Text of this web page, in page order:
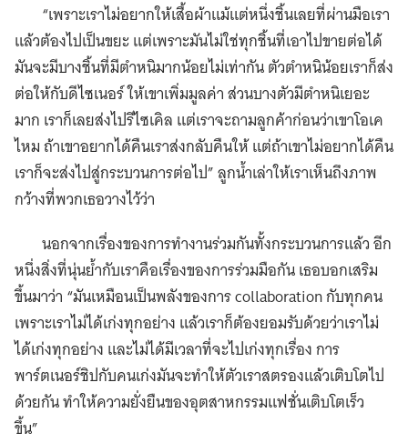
“เพราะเราไม่อยากให้เสื้อผ้าแม้แต่หนึ่งชิ้นเลยที่ผ่านมือเรา
แล้วต้องไปเป็นขยะ แต่เพราะมันไม่ใช่ทุกชิ้นที่เอาไปขายต่อได้
มันจะมีบางชิ้นที่มีตำหนิมากน้อยไม่เท่ากัน ตัวตำหนิน้อยเราก็ส่ง
ต่อให้กับดีไซเนอร์ ให้เขาเพิ่มมูลค่า ส่วนบางตัวมีตำหนิเยอะ
มาก เราก็เลยส่งไปรีไซเคิล แต่เราจะถามลูกค้าก่อนว่าเขาโอเค
ไหม ถ้าเขาอยากได้คืนเราส่งกลับคืนให้ แต่ถ้าเขาไม่อยากได้คืน
เราก็จะส่งไปสู่กระบวนการต่อไป” ลูกน้ำเล่าให้เราเห็นถึงภาพ
กว้างที่พวกเธอวางไว้ว่า
นอกจากเรื่องของการทำงานร่วมกันทั้งกระบวนการแล้ว อีก
หนึ่งสิ่งที่นุ่นย้ำกับเราคือเรื่องของการร่วมมือกัน เธอบอกเสริม
ขึ้นมาว่า “มันเหมือนเป็นพลังของการ collaboration กับทุกคน
เพราะเราไม่ได้เก่งทุกอย่าง แล้วเราก็ต้องยอมรับด้วยว่าเราไม่
ได้เก่งทุกอย่าง และไม่ได้มีเวลาที่จะไปเก่งทุกเรื่อง การ
พาร์ตเนอร์ชิปกับคนเก่งมันจะทำให้ตัวเราสตรองแล้วเติบโตไป
ด้วยกัน ทำให้ความยั่งยืนของอุตสาหกรรมแฟชั่นเติบโตเร็ว
ขึ้น”